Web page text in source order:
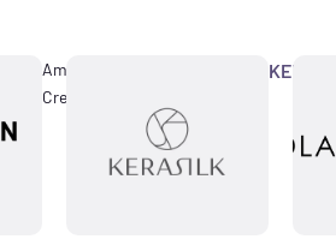
American
Crew